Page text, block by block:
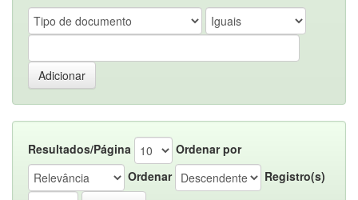
Resultados/Página
Ordenar por
Ordenar
Registro(s)